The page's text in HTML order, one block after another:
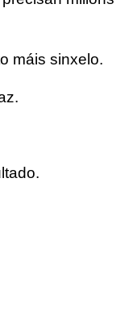
máis sinxelo.